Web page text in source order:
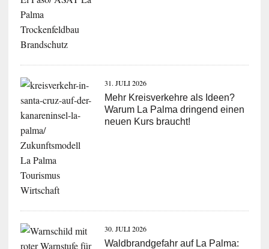
31. JULI 2026
Mehr Kreisverkehre als Ideen?
Warum La Palma dringend einen
neuen Kurs braucht!
30. JULI 2026
Waldbrandgefahr auf La Palma: